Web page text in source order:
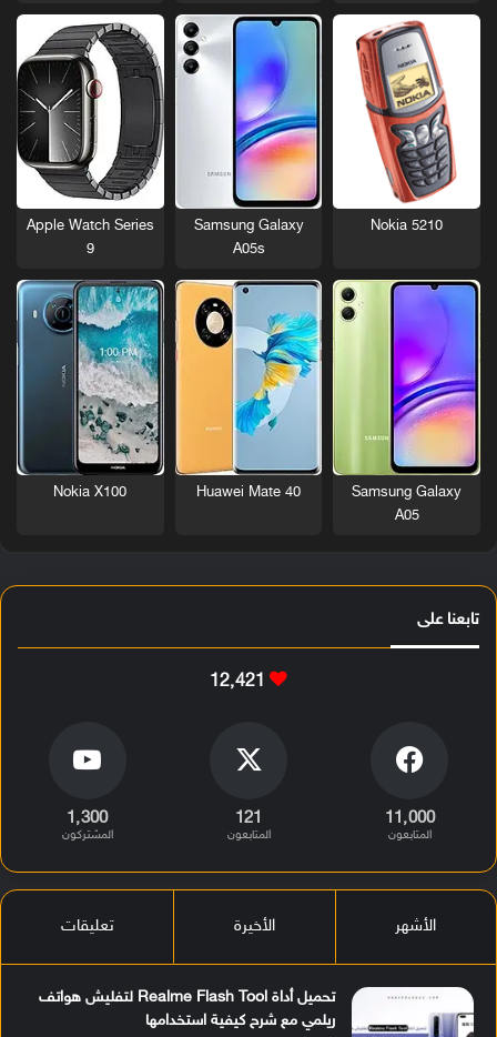
Nokia 5210
Samsung Galaxy
A05s
Apple Watch Series
9
Samsung Galaxy
A05
Huawei Mate 40
Nokia X100
تابعنا على
12٬421
11٬000
المتابعون
121
المتابعون
1٬300
المشتركون
الأشهر الأخيرة تعليقات
تحميل أداة Realme Flash Tool لتفليش هواتف
ريلمي مع شرح كيفية استخدامها